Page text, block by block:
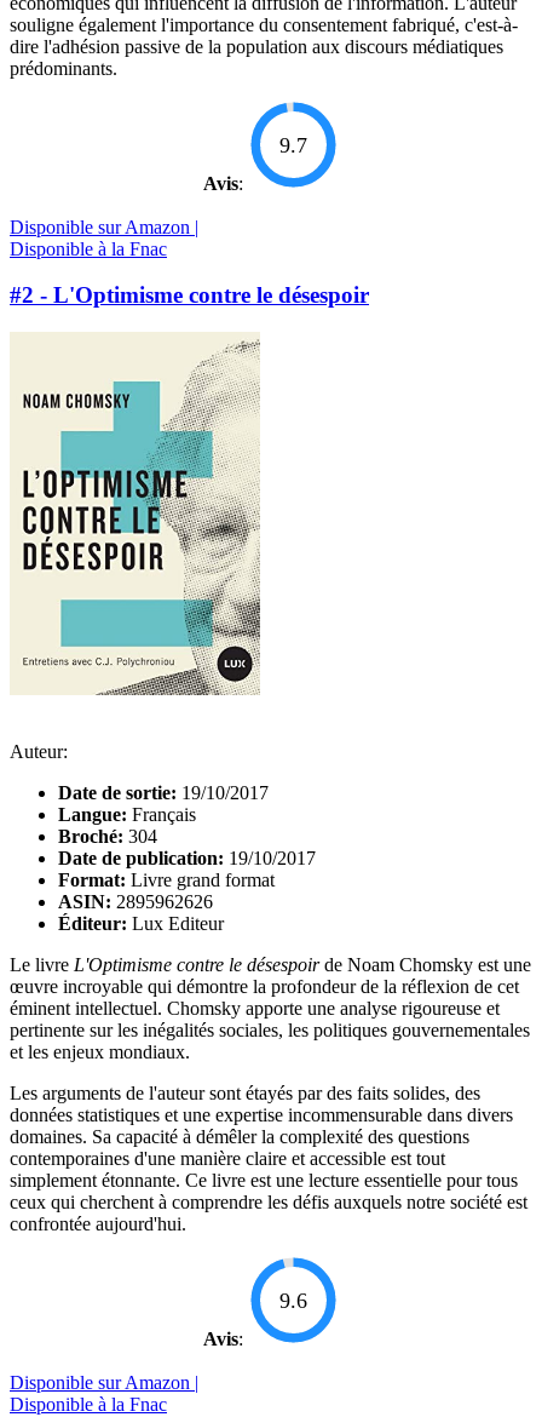
souligne également l'importance du consentement fabriqué, c'est-à-
dire l'adhésion passive de la population aux discours médiatiques
prédominants.
Avis:
9.7
Disponible sur Amazon |
Disponible à la Fnac
#2 - L'Optimisme contre le désespoir
Auteur:
Date de sortie: 19/10/2017
Langue: Français
Broché: 304
Date de publication: 19/10/2017
Format: Livre grand format
ASIN: 2895962626
Éditeur: Lux Editeur
Le livre L'Optimisme contre le désespoirde Noam Chomsky est une
œuvre incroyable qui démontre la profondeur de la réflexion de cet
éminent intellectuel. Chomsky apporte une analyse rigoureuse et
pertinente sur les inégalités sociales, les politiques gouvernementales
et les enjeux mondiaux.
Les arguments de l'auteur sont étayés par des faits solides, des
données statistiques et une expertise incommensurable dans divers
domaines. Sa capacité à démêler la complexité des questions
contemporaines d'une manière claire et accessible est tout
simplement étonnante. Ce livre est une lecture essentielle pour tous
ceux qui cherchent à comprendre les défis auxquels notre société est
confrontée aujourd'hui.
Avis:
9.6
Disponible sur Amazon |
Disponible à la Fnac